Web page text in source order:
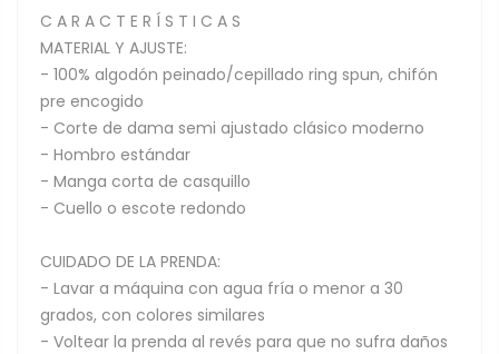
C A R A C T E R Í S T I C A S
MATERIAL Y AJUSTE:
- 100% algodón peinado/cepillado ring spun, chifón
pre encogido
- Corte de dama semi ajustado clásico moderno
- Hombro estándar
- Manga corta de casquillo
- Cuello o escote redondo
CUIDADO DE LA PRENDA:
- Lavar a máquina con agua fría o menor a 30
grados, con colores similares
- Voltear la prenda al revés para que no sufra daños